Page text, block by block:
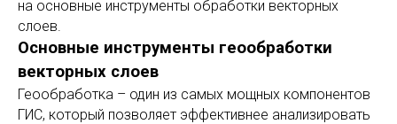
на основные инструменты обработки векторных
слоев.
Основные инструменты геообработки
векторных слоев
Геообработка – один из самых мощных компонентов
ГИС, который позволяет эффективнее анализировать